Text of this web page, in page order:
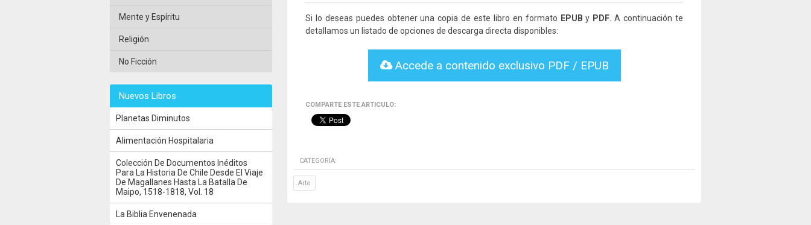
Si lo deseas puedes obtener una copia de este libro en formato EPUB y PDF . A continuación te
detallamos un listado de opciones de descarga directa disponibles:
Accede a contenido exclusivo PDF / EPUB
COMPARTE ESTE ARTICULO:
CATEGORÍA:
Arte
Mente y Espíritu
Religión
No Ficción
Nuevos Libros
Planetas Diminutos
Alimentación Hospitalaria
Colección De Documentos Inéditos
Para La Historia De Chile Desde El Viaje
De Magallanes Hasta La Batalla De
Maipo, 1518-1818, Vol. 18
La Biblia Envenenada